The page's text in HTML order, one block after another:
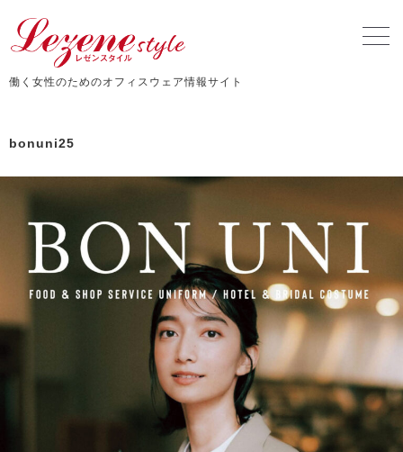
働く女性のためのオフィスウェア情報サイト
bonuni25